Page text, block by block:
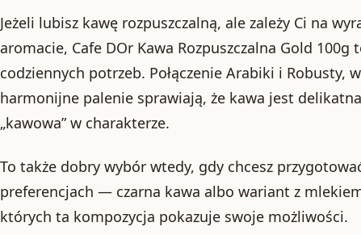
Jeżeli lubisz kawę rozpuszczalną, ale zależy Ci na
aromacie, Cafe DOr Kawa Rozpuszczalna Gold
codziennych potrzeb. Połączenie Arabiki i Robusty,
harmonijne palenie sprawiają, że kawa jest
„kawowa” w charakterze.
To także dobry wybór wtedy, gdy chcesz
preferencjach — czarna kawa albo wariant z
których ta kompozycja pokazuje swoje możliwości.